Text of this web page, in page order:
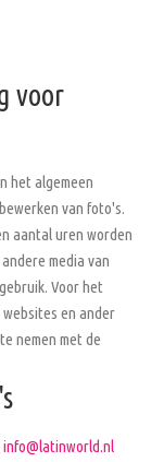
voor
het algemeen
van foto's.
aantal uren worden
media van
Voor het
en ander
nemen met de
info@latinworld.nl